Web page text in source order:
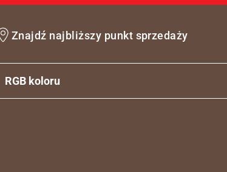
Znajdź najbliższy punkt sprzedaży
RGB koloru